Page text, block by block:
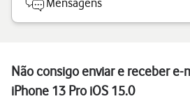
Mensagens
Não consigo enviar e receber e-
iPhone 13 Pro iOS 15.0